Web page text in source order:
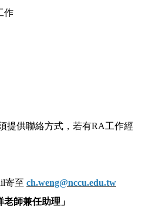
作
提供聯絡方式，若有RA工作經
寄至 ch.weng@nccu.edu.tw
老師兼任助理」